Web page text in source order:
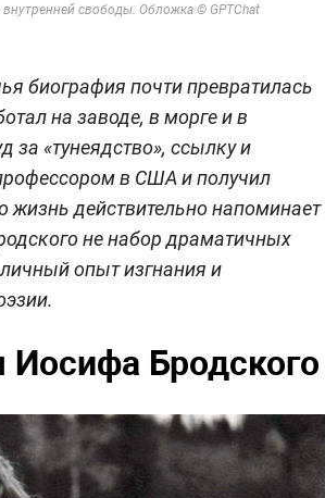
свободы. Обложка © GPTChat
биография почти превратилась
на заводе, в морге и в
за «тунеядство», ссылку и
в США и получил
жизнь действительно напоминает
не набор драматичных
опыт изгнания и
Иосифа Бродского